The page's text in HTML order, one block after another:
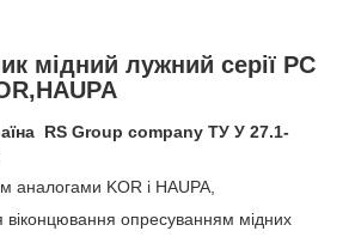
мідний лужний серії РС
RS Group company ТУ У 27.1-
аналогами KOR і HAUPA,
віконцювання опресуванням мідних